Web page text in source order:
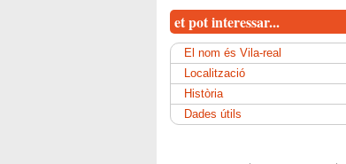
et pot interessar...
El nom és Vila-real
Localització
Història
Dades útils